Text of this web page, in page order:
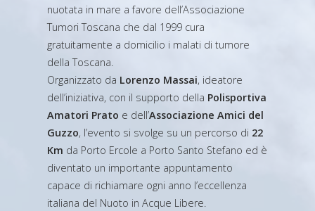
nuotata in mare a favore dell’Associazione
Tumori Toscana che dal 1999 cura
gratuitamente a domicilio i malati di tumore
della Toscana.
Organizzato da Lorenzo Massai, ideatore
dell’iniziativa, con il supporto della Polisportiva
Amatori Prato e dell’Associazione Amici del
Guzzo, l’evento si svolge su un percorso di 22
Km da Porto Ercole a Porto Santo Stefano ed è
diventato un importante appuntamento
capace di richiamare ogni anno l’eccellenza
italiana del Nuoto in Acque Libere.